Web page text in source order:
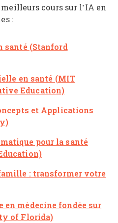
cours sur l’IA en
:
santé (Stanford
en santé (MIT
Education)
et Applications
pour la santé
: transformer votre
médecine fondée sur
of Florida)